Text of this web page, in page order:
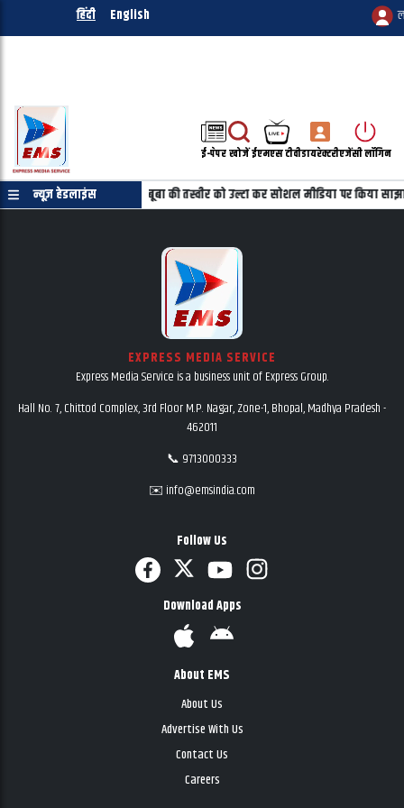
हिंदी English
ई-पेपरखोजेंईएमएस टीवीडायरेक्टरीएजेंसी लॉगिन
न्यूज़ हेडलाइंस
की जरुरत नहीं महबूबा की तस्वीर को उल्टा कर सोशल मीडिया पर किया साझा
EXPRESS MEDIA SERVICE
Express Media Service is a business unit of Express Group.
Hall No. 7, Chittod Complex, 3rd Floor M.P. Nagar, Zone-1, Bhopal, Madhya Pradesh -
462011
📞 9713000333
✉️ info@emsindia.com
Follow Us
Download Apps
About EMS
About Us
Advertise With Us
Contact Us
Careers